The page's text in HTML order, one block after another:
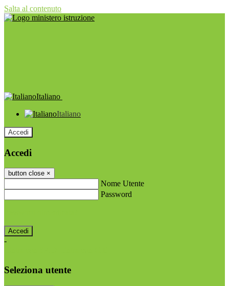
Salta al contenuto
Italiano
Italiano
Accedi
Accedi
button close ×
Nome Utente
Password
-
Seleziona utente